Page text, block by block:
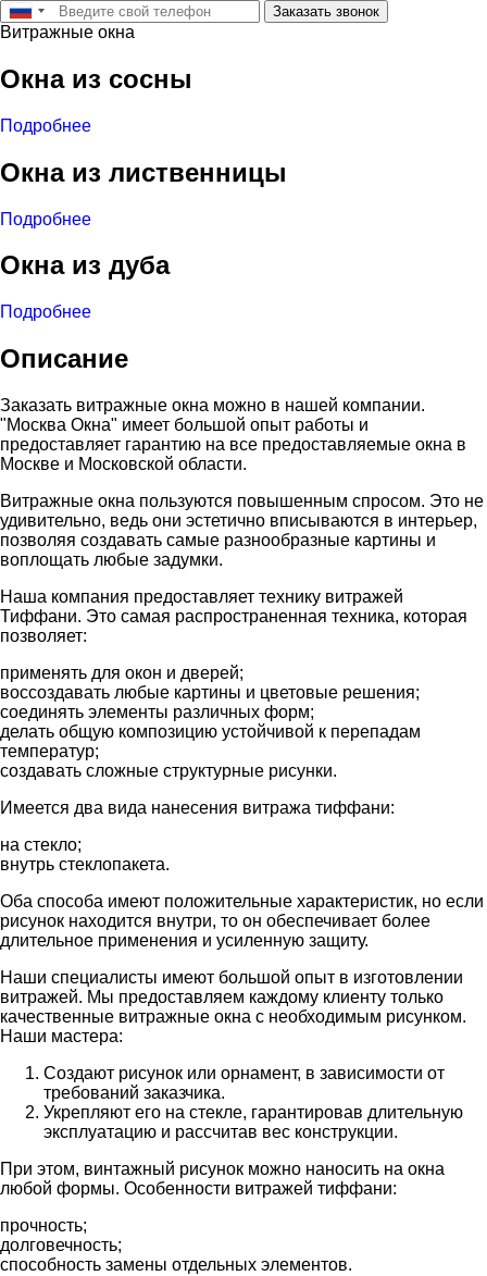
Заказать звонок
Витражные окна
Окна из сосны
Подробнее
Окна из лиственницы
Подробнее
Окна из дуба
Подробнее
Описание
Заказать витражные окна можно в нашей компании.
"Москва Окна" имеет большой опыт работы и
предоставляет гарантию на все предоставляемые окна в
Москве и Московской области.
Витражные окна пользуются повышенным спросом. Это не
удивительно, ведь они эстетично вписываются в интерьер,
позволяя создавать самые разнообразные картины и
воплощать любые задумки.
Наша компания предоставляет технику витражей
Тиффани. Это самая распространенная техника, которая
позволяет:
применять для окон и дверей;
воссоздавать любые картины и цветовые решения;
соединять элементы различных форм;
делать общую композицию устойчивой к перепадам
температур;
создавать сложные структурные рисунки.
Имеется два вида нанесения витража тиффани:
на стекло;
внутрь стеклопакета.
Оба способа имеют положительные характеристик, но если
рисунок находится внутри, то он обеспечивает более
длительное применения и усиленную защиту.
Наши специалисты имеют большой опыт в изготовлении
витражей. Мы предоставляем каждому клиенту только
качественные витражные окна с необходимым рисунком.
Наши мастера:
Создают рисунок или орнамент, в зависимости от
требований заказчика.
Укрепляют его на стекле, гарантировав длительную
эксплуатацию и рассчитав вес конструкции.
При этом, винтажный рисунок можно наносить на окна
любой формы. Особенности витражей тиффани:
прочность;
долговечность;
способность замены отдельных элементов.